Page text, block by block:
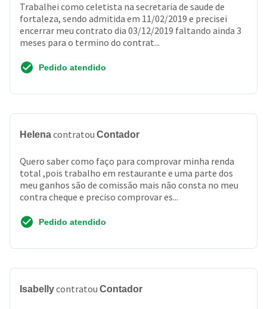
Trabalhei como celetista na secretaria de saude de
fortaleza, sendo admitida em 11/02/2019 e precisei
encerrar meu contrato dia 03/12/2019 faltando ainda 3
meses para o termino do contrat...
Pedido atendido
Helenacontratou Contador
Quero saber como faço para comprovar minha renda
total ,pois trabalho em restaurante e uma parte dos
meu ganhos são de comissão mais não consta no meu
contra cheque e preciso comprovar es...
Pedido atendido
Isabellycontratou Contador